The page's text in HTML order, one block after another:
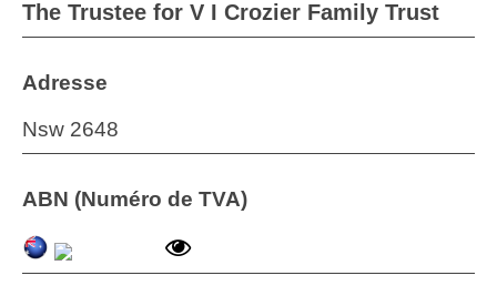
The Trustee for V I Crozier Family Trust
Adresse
Nsw 2648
ABN (Numéro de TVA)